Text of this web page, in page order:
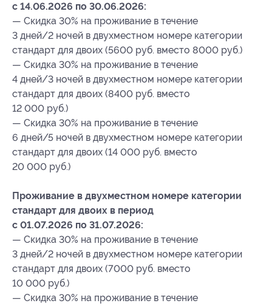
с 14.06.2026 по 30.06.2026:
— Скидка 30% на проживание в течение
3 дней/2 ночей в двухместном номере категории
стандарт для двоих (5600 руб. вместо 8000 руб.)
— Скидка 30% на проживание в течение
4 дней/3 ночей в двухместном номере категории
стандарт для двоих (8400 руб. вместо
12 000 руб.)
— Скидка 30% на проживание в течение
6 дней/5 ночей в двухместном номере категории
стандарт для двоих (14 000 руб. вместо
20 000 руб.)
Проживание в двухместном номере категории
стандарт для двоих в период
с 01.07.2026 по 31.07.2026:
— Скидка 30% на проживание в течение
3 дней/2 ночей в двухместном номере категории
стандарт для двоих (7000 руб. вместо
10 000 руб.)
— Скидка 30% на проживание в течение